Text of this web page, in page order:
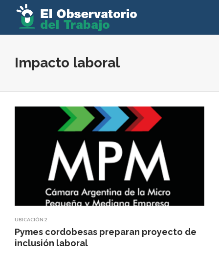
Impacto laboral
UBICACIÓN 2
Pymes cordobesas preparan proyecto de
inclusión laboral